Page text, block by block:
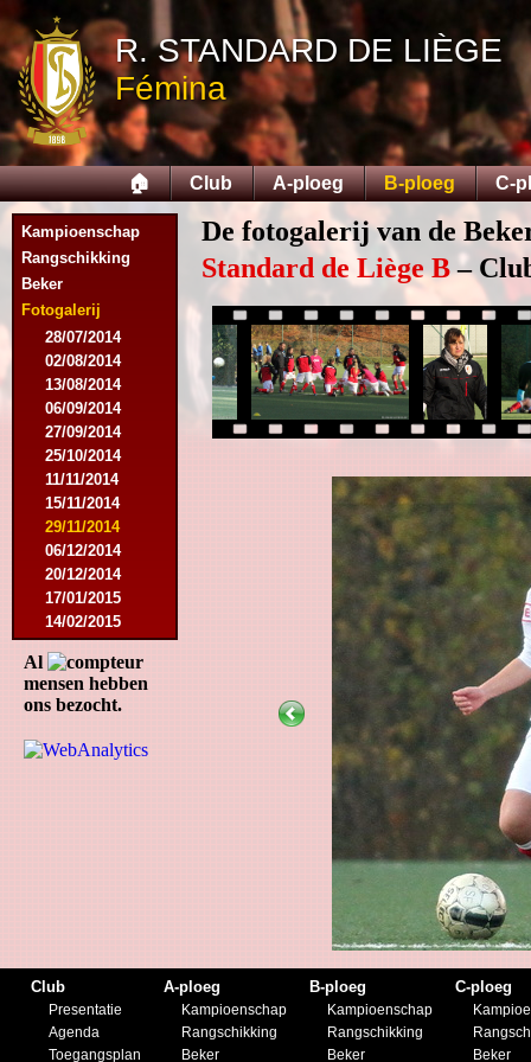
R. STANDARD DE LIÈGE
Fémina
🏠 Club A-ploeg B-ploeg C-
Kampioenschap
Rangschikking
Beker
Fotogalerij
28/07/2014
02/08/2014
13/08/2014
06/09/2014
27/09/2014
25/10/2014
11/11/2014
15/11/2014
29/11/2014
06/12/2014
20/12/2014
17/01/2015
14/02/2015
21/02/2015
18/04/2015
22/04/2015
09/05/2015
20/07/2015
01/08/2015
09/04/2016
23/04/2016
30/04/2016
18/07/2016
Al
mensen hebben
ons bezocht.
De fotogalerij van de
Standard de Liège B–
Club
Presentatie
Agenda
Toegangsplan
A-ploeg
Kampioenschap
Rangschikking
Beker
B-ploeg
Kampioenschap
Rangschikking
Beker
C-ploeg
Beker